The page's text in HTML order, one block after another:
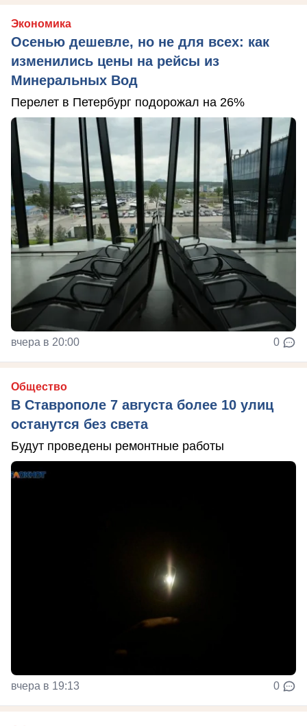
Экономика
Осенью дешевле, но не для всех: как
изменились цены на рейсы из
Минеральных Вод
Перелет в Петербург подорожал на 26%
вчера в 20:00 0
Общество
В Ставрополе 7 августа более 10 улиц
останутся без света
Будут проведены ремонтные работы
вчера в 19:13 0